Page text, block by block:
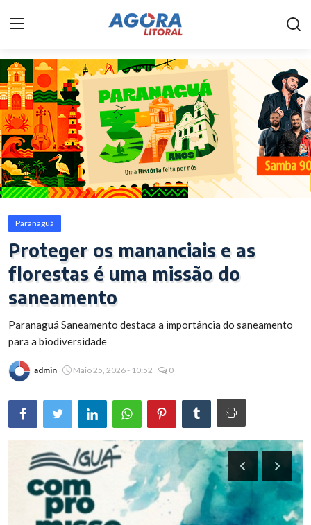
Home
Litoral
Paranaguá
Saúde
Acidente
Paraná
Policial
Brasil
Paranaguá
Proteger os mananciais e as
florestas é uma missão do
saneamento
Paranaguá Saneamento destaca a importância do saneamento
para a biodiversidade
admin Maio 25, 2026 - 10:52 0